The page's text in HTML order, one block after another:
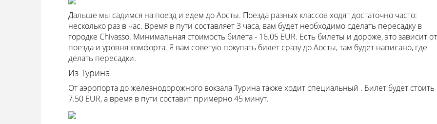
Дальше мы садимся на поезд и едем до Аосты. Поезда разных классов ходят достаточно часто:
несколько раз в час. Время в пути составляет 3 часа, вам будет необходимо сделать пересадку в
городке Chivasso. Минимальная стоимость билета - 16.05 EUR. Есть билеты и дороже, это зависит от
поезда и уровня комфорта. Я вам советую покупать билет сразу до Аосты, там будет написано, где
делать пересадки.
Из Турина
От аэропорта до железнодорожного вокзала Турина также ходит специальный . Билет будет стоить
7.50 EUR, а время в пути составит примерно 45 минут.